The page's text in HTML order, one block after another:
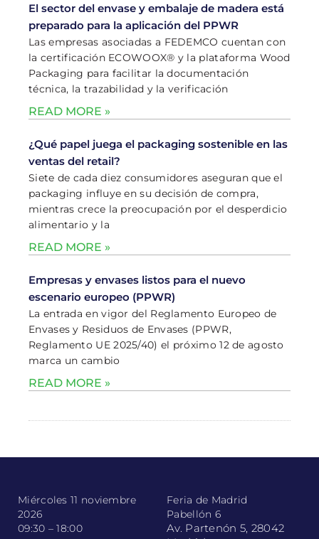
El sector del envase y embalaje de madera está
preparado para la aplicación del PPWR
Las empresas asociadas a FEDEMCO cuentan con
la certificación ECOWOOX® y la plataforma Wood
Packaging para facilitar la documentación
técnica, la trazabilidad y la verificación
READ MORE »
¿Qué papel juega el packaging sostenible en las
ventas del retail?
Siete de cada diez consumidores aseguran que el
packaging influye en su decisión de compra,
mientras crece la preocupación por el desperdicio
alimentario y la
READ MORE »
Empresas y envases listos para el nuevo
escenario europeo (PPWR)
La entrada en vigor del Reglamento Europeo de
Envases y Residuos de Envases (PPWR,
Reglamento UE 2025/40) el próximo 12 de agosto
marca un cambio
READ MORE »
Miércoles 11 noviembre
2026
09:30 – 18:00
Feria de Madrid
Pabellón 6
Av. Partenón 5, 28042